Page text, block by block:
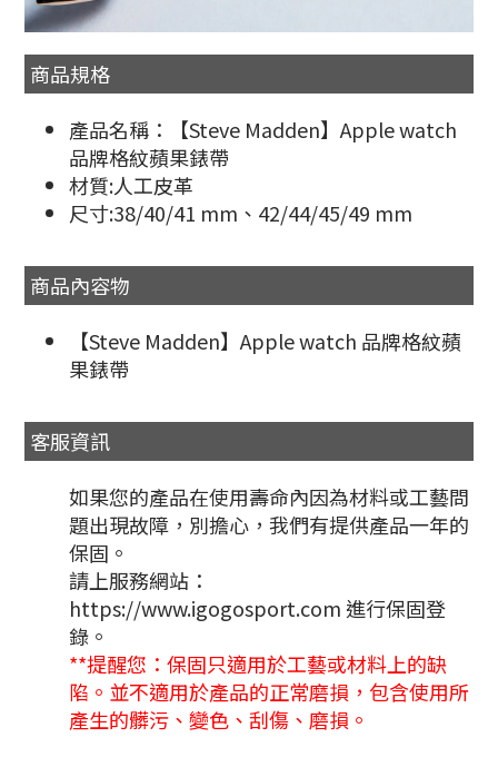
商品規格
產品名稱：【Steve Madden】Apple watch
品牌格紋蘋果錶帶
材質:人工皮革
尺寸:38/40/41 mm、42/44/45/49 mm
商品內容物
【Steve Madden】Apple watch 品牌格紋蘋
果錶帶
客服資訊
如果您的產品在使用壽命內因為材料或工藝問
題出現故障，別擔心，我們有提供產品一年的
保固。
請上服務網站：
https://www.igogosport.com 進行保固登
錄。
**提醒您：保固只適用於工藝或材料上的缺
陷。並不適用於產品的正常磨損，包含使用所
產生的髒污、變色、刮傷、磨損。